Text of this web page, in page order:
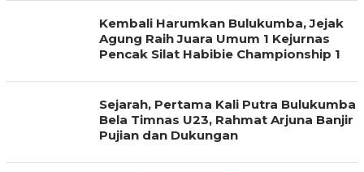
Kembali Harumkan Bulukumba, Jejak
Agung Raih Juara Umum 1 Kejurnas
Pencak Silat Habibie Championship 1
Sejarah, Pertama Kali Putra Bulukumba
Bela Timnas U23, Rahmat Arjuna Banjir
Pujian dan Dukungan